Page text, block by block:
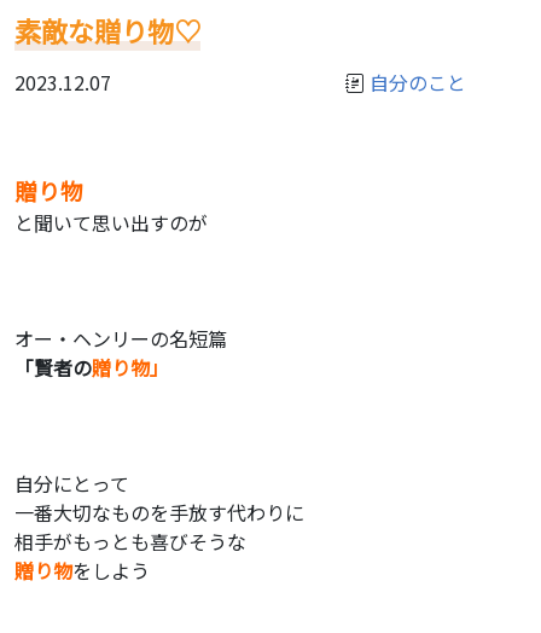
素敵な贈り物♡
2023.12.07 自分のこと
贈り物
と聞いて思い出すのが
オー・ヘンリーの名短篇
「賢者の贈り物」
自分にとって
一番大切なものを手放す代わりに
相手がもっとも喜びそうな
贈り物をしよう